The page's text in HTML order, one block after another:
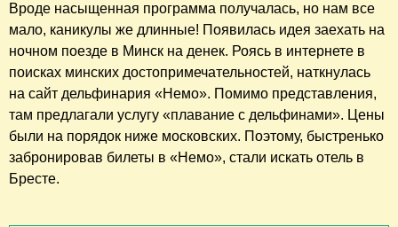
Вроде насыщенная программа получалась, но нам все
мало, каникулы же длинные! Появилась идея заехать на
ночном поезде в Минск на денек. Роясь в интернете в
поисках минских достопримечательностей, наткнулась
на сайт дельфинария «Немо». Помимо представления,
там предлагали услугу «плавание с дельфинами». Цены
были на порядок ниже московских. Поэтому, быстренько
забронировав билеты в «Немо», стали искать отель в
Бресте.